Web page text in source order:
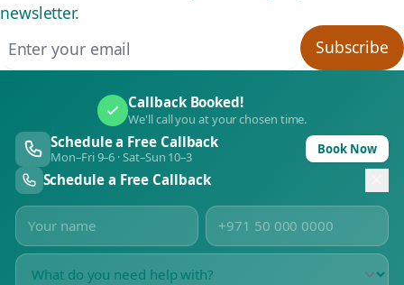
newsletter.
Subscribe
Callback Booked!
We'll call you at your chosen time.
Schedule a Free Callback
Mon–Fri 9–6 · Sat–Sun 10–3 Book Now
Schedule a Free Callback